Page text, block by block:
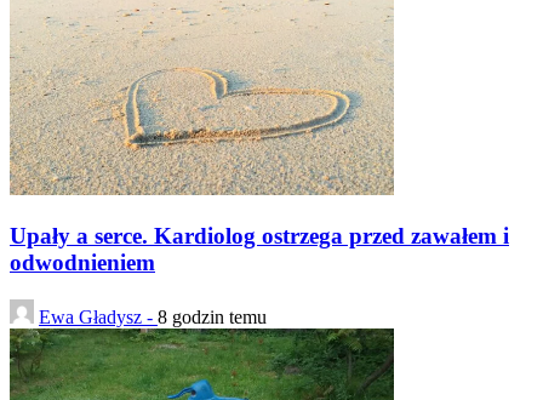
Upały a serce. Kardiolog ostrzega przed zawałem i
odwodnieniem
Ewa Gładysz - 8 godzin temu